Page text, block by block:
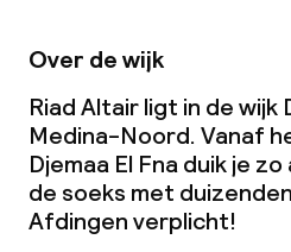
Vegetarische
Faciliteiten en
Babysitservice
Over de wijk
Riad Altair ligt in de wijk
Medina-Noord. Vanaf
Djemaa El Fna duik je
de soeks met
Afdingen verplicht!